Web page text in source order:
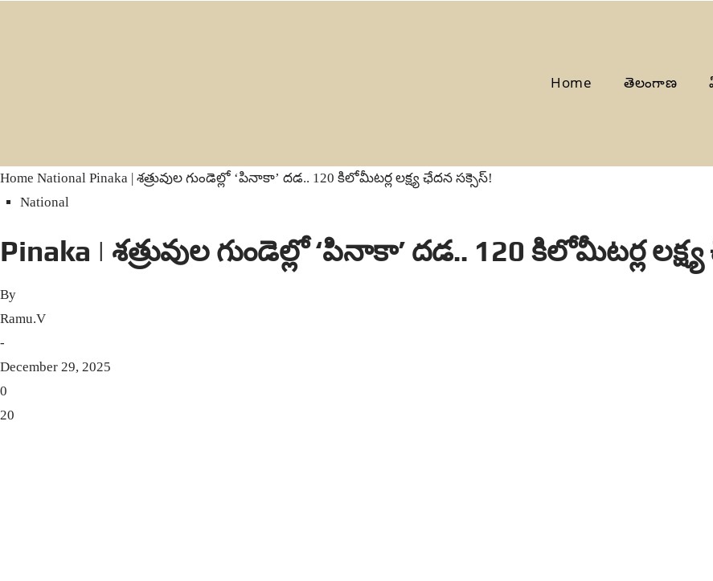
Home తెలంగాణ
Home National Pinaka | శత్రువుల గుండెల్లో ‘పినాకా’ దడ.. 120 కిలోమీటర్ల లక్ష్య ఛేదన సక్సెస్!
National
Pinaka | శత్రువుల గుండెల్లో ‘పినాకా’ దడ.. 120 కిలోమీటర్ల
By
Ramu.V
-
December 29, 2025
0
20